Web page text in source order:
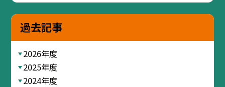
過去記事
2026年度
2025年度
2024年度